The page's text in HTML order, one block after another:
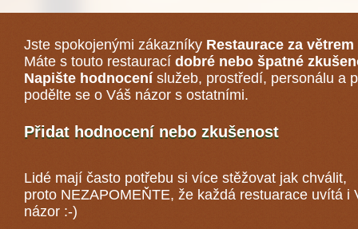
Jste spokojenými zákazníky Restaurace za větrem
Máte s touto restaurací dobré nebo špatné
Napište hodnocení služeb, prostředí, personálu a
podělte se o Váš názor s ostatními.
Přidat hodnocení nebo zkušenost
Lidé mají často potřebu si více stěžovat jak chválit,
proto NEZAPOMEŇTE, že každá restuarace uvítá i
názor :-)